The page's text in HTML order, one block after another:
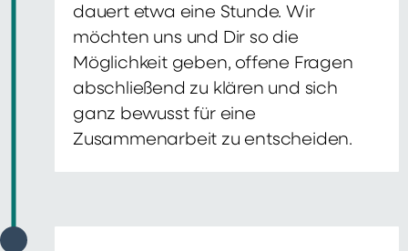
dauert etwa eine Stunde. Wir
möchten uns und Dir so die
Möglichkeit geben, offene Fragen
abschließend zu klären und sich
ganz bewusst für eine
Zusammenarbeit zu entscheiden.